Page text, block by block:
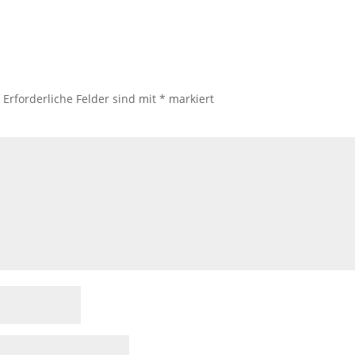
Erforderliche Felder sind mit* markiert